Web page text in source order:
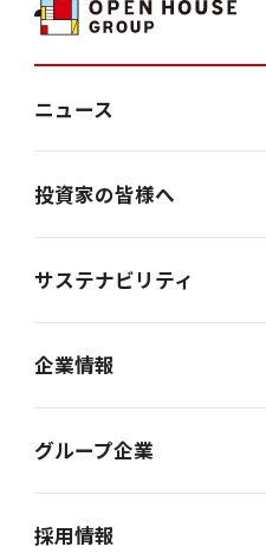
投資家の皆様へ
サステナビリティ
企業情報
グループ企業
採用情報
ニュース